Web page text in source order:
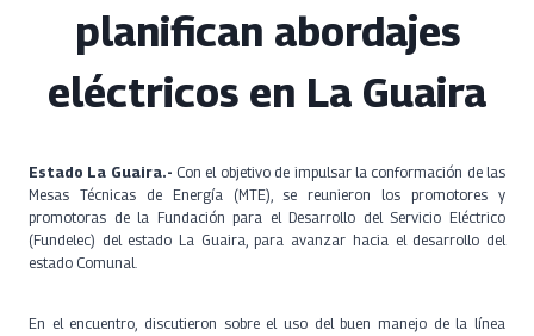
planifican abordajes
eléctricos en La Guaira
Estado La Guaira.- Con el objetivo de impulsar la conformación de las
Mesas Técnicas de Energía (MTE), se reunieron los promotores y
promotoras de la Fundación para el Desarrollo del Servicio Eléctrico
(Fundelec) del estado La Guaira, para avanzar hacia el desarrollo del
estado Comunal.
En el encuentro, discutieron sobre el uso del buen manejo de la línea